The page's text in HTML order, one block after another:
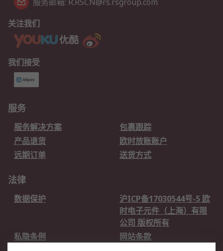
服务邮箱: R.RSCN@rs.rsgroup.com
关注我们
我们接受
服务
服务解决方案
包裹跟踪
产品退货
欧时放账账户
远期订单
送货方式
法律
数据保护
沪ICP备17030544号-5 欧
时电子元件（上海）有限
公司 版权所有
私隐条例
网站条款